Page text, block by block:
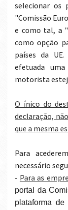
selecionar os
"Comissão
e como tal, a
como opção
países da
efetuada
motorista
O ínico do
declaração,
que a mesma
Para
necessário
Para as
portal da
plataforma